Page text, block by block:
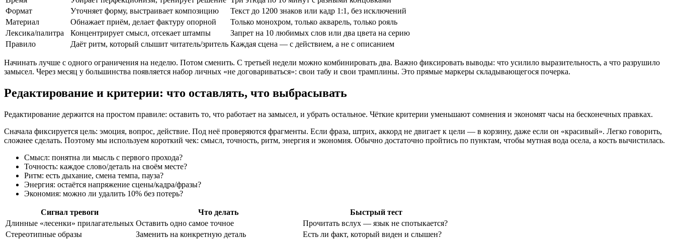
Формат
Уточняет форму, выстраивает композицию
Текст до 1200 знаков или кадр 1:1, без исключений
Материал
Обнажает приём, делает фактуру опорной
Только монохром, только акварель, только рояль
Лексика/палитра
Концентрирует смысл, отсекает штампы
Запрет на 10 любимых слов или два цвета на серию
Правило
Даёт ритм, который слышит читатель/зритель Каждая сцена — с действием, а не с описанием
Начинать лучше с одного ограничения на неделю. Потом сменить. С третьей недели можно комбинировать два. Важно фиксировать выводы: что усилило выразительность, а что разрушило
замысел. Через месяц у большинства появляется набор личных «не договариваться»: свои табу и свои трамплины. Это прямые маркеры складывающегося почерка.
Редактирование и критерии: что оставлять, что выбрасывать
Редактирование держится на простом правиле: оставить то, что работает на замысел, и убрать остальное. Чёткие критерии уменьшают сомнения и экономят часы на бесконечных правках.
Сначала фиксируется цель: эмоция, вопрос, действие. Под неё проверяются фрагменты. Если фраза, штрих, аккорд не двигает к цели — в корзину, даже если он «красивый». Легко говорить,
сложнее сделать. Поэтому мы используем короткий чек: смысл, точность, ритм, энергия и экономия. Обычно достаточно пройтись по пунктам, чтобы мутная вода осела, а кость вычистилась.
Смысл: понятна ли мысль с первого прохода?
Точность: каждое слово/деталь на своём месте?
Ритм: есть дыхание, смена темпа, пауза?
Энергия: остаётся напряжение сцены/кадра/фразы?
Экономия: можно ли удалить 10% без потерь?
Сигнал тревоги Что делать
Быстрый тест
Длинные «лесенки» прилагательных Оставить одно самое точное
Прочитать вслух — язык не спотыкается?
Стереотипные образы
Заменить на конкретную деталь
Есть ли факт, который виден и слышен?